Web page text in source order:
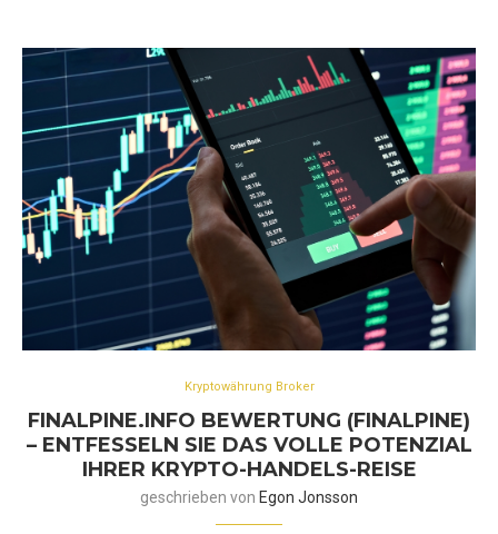
Kryptowährung Broker
FINALPINE.INFO BEWERTUNG (FINALPINE)
– ENTFESSELN SIE DAS VOLLE POTENZIAL
IHRER KRYPTO-HANDELS-REISE
geschrieben von Egon Jonsson